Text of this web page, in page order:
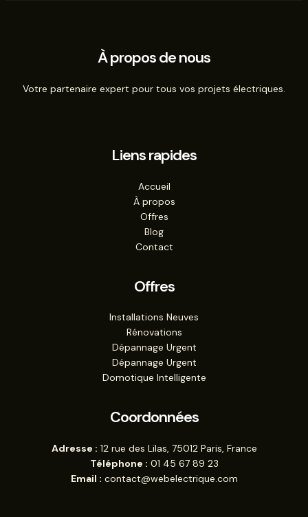
À propos de nous
Votre partenaire expert pour tous vos projets électriques.
Liens rapides
Accueil
À propos
Offres
Blog
Contact
Offres
Installations Neuves
Rénovations
Dépannage Urgent
Dépannage Urgent
Domotique Intelligente
Coordonnées
Adresse : 12 rue des Lilas, 75012 Paris, France
Téléphone : 01 45 67 89 23
Email : contact@webelectrique.com